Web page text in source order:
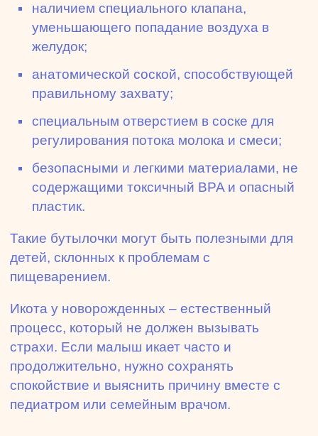
наличием специального клапана,
уменьшающего попадание воздуха в
желудок;
анатомической соской, способствующей
правильному захвату;
специальным отверстием в соске для
регулирования потока молока и смеси;
безопасными и легкими материалами, не
содержащими токсичный BPA и опасный
пластик.
Такие бутылочки могут быть полезными для
детей, склонных к проблемам с
пищеварением.
Икота у новорожденных – естественный
процесс, который не должен вызывать
страхи. Если малыш икает часто и
продолжительно, нужно сохранять
спокойствие и выяснить причину вместе с
педиатром или семейным врачом.